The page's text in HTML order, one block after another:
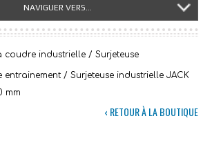
NAVIGUER VERS...
coudre industrielle / Surjeteuse
entrainement / Surjeteuse industrielle JACK
mm
‹ RETOUR À LA BOUTIQUE